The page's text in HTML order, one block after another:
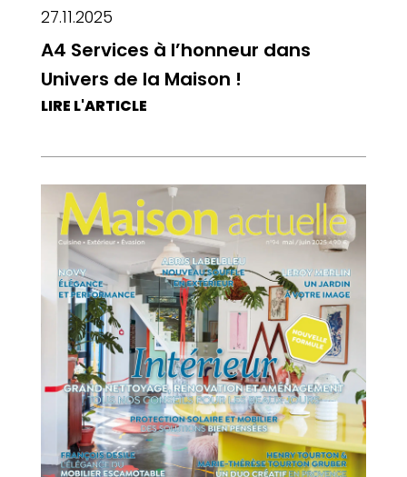
27.11.2025
A4 Services à l’honneur dans
Univers de la Maison !
LIRE L'ARTICLE